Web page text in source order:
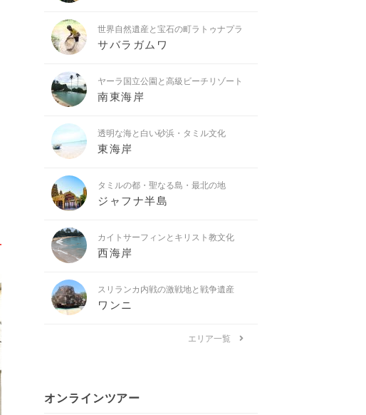
世界自然遺産と宝石の町ラトゥナプラ
サバラガムワ
ヤーラ国立公園と高級ビーチリゾート
南東海岸
透明な海と白い砂浜・タミル文化
東海岸
タミルの都・聖なる島・最北の地
ジャフナ半島
カイトサーフィンとキリスト教文化
西海岸
スリランカ内戦の激戦地と戦争遺産
ワンニ
エリア一覧
オンラインツアー